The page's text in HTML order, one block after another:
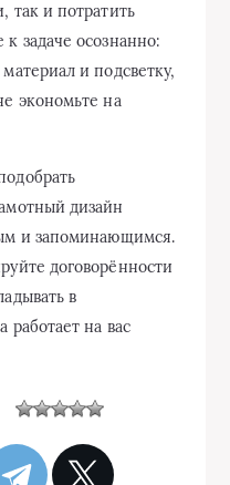
так и потратить
задаче осознанно:
и подсветку,
экономьте на
дизайн
и запоминающимся.
договорённости
в
работает на вас